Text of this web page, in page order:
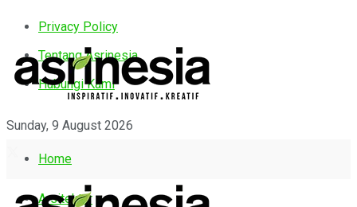
Privacy Policy
Tentang Asrinesia
Hubungi Kami
Sunday, 9 August 2026
Home
Arsitektur